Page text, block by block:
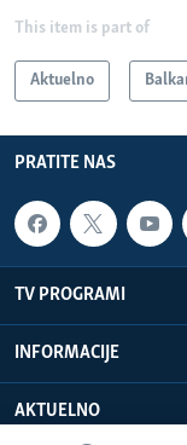
This item is part of
Aktuelno
PRATITE NAS
TV PROGRAMI
INFORMACIJE
AKTUELNO